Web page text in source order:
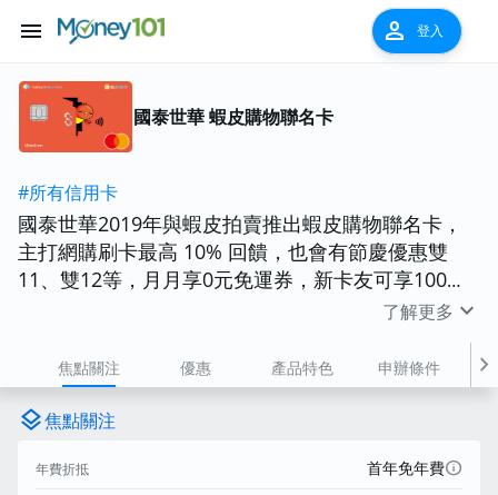
menu person 登入
國泰世華 蝦皮購物聯名卡
#所有信用卡
國泰世華2019年與蝦皮拍賣推出蝦皮購物聯名卡，
主打網購刷卡最高 10% 回饋，也會有節慶優惠雙
11、雙12等，月月享0元免運券，新卡友可享100點
了解更多 expand_more
焦點關注 優惠 產品特色 申辦條件
chevron_right
layers焦點關注
年費折抵 首年免年費info